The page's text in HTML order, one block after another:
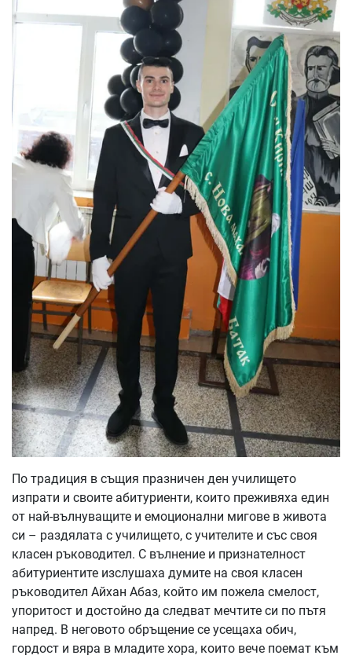
По традиция в същия празничен ден училището
изпрати и своите абитуриенти, които преживяха един
от най-вълнуващите и емоционални мигове в живота
си – раздялата с училището, с учителите и със своя
класен ръководител. С вълнение и признателност
абитуриентите изслушаха думите на своя класен
ръководител Айхан Абаз, който им пожела смелост,
упоритост и достойно да следват мечтите си по пътя
напред. В неговото обръщение се усещаха обич,
гордост и вяра в младите хора, които вече поемат към